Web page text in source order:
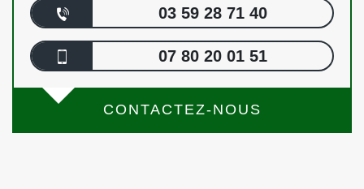
03 59 28 71 40
07 80 20 01 51
CONTACTEZ-NOUS